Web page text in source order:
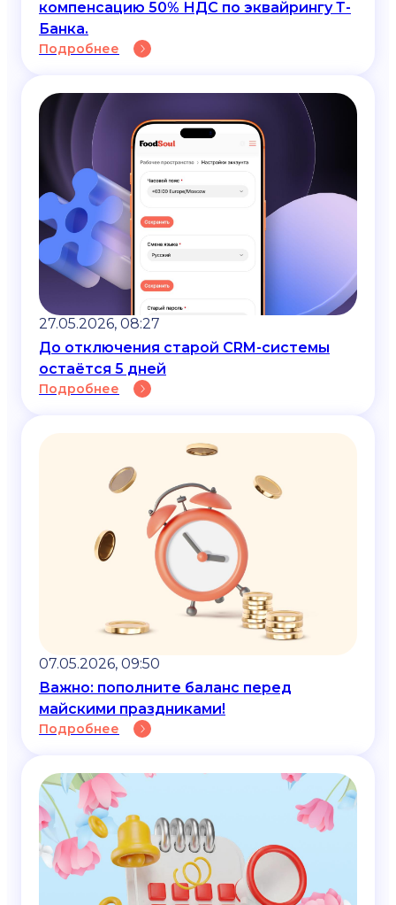
компенсацию 50% НДС по эквайрингу Т-
Банка.
Подробнее
27.05.2026, 08:27
До отключения старой CRM-системы
остаётся 5 дней
Подробнее
07.05.2026, 09:50
Важно: пополните баланс перед
майскими праздниками!
Подробнее